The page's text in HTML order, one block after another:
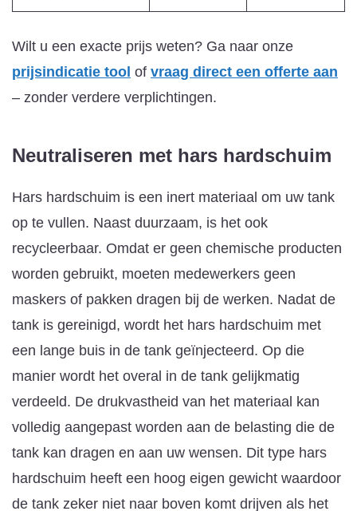
Wilt u een exacte prijs weten? Ga naar onze
prijsindicatie tool of vraag direct een offerte aan
– zonder verdere verplichtingen.
Neutraliseren met hars hardschuim
Hars hardschuim is een inert materiaal om uw tank
op te vullen. Naast duurzaam, is het ook
recycleerbaar. Omdat er geen chemische producten
worden gebruikt, moeten medewerkers geen
maskers of pakken dragen bij de werken. Nadat de
tank is gereinigd, wordt het hars hardschuim met
een lange buis in de tank geïnjecteerd. Op die
manier wordt het overal in de tank gelijkmatig
verdeeld. De drukvastheid van het materiaal kan
volledig aangepast worden aan de belasting die de
tank kan dragen en aan uw wensen. Dit type hars
hardschuim heeft een hoog eigen gewicht waardoor
de tank zeker niet naar boven komt drijven als het